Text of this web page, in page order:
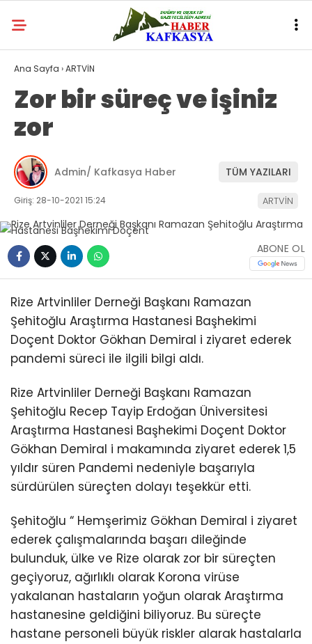
Ana Sayfa ›ARTVİN
Zor bir süreç ve işiniz
zor
Admin/ Kafkasya Haber TÜM YAZILARI
Giriş: 28-10-2021 15:24 ARTVİN
ABONE OL
Rize Artvinliler Derneği Başkanı Ramazan
Şehitoğlu Araştırma Hastanesi Başhekimi
Doçent Doktor Gökhan Demiral i ziyaret ederek
pandemi süreci ile ilgili bilgi aldı.
Rize Artvinliler Derneği Başkanı Ramazan
Şehitoğlu Recep Tayip Erdoğan Üniversitesi
Araştırma Hastanesi Başhekimi Doçent Doktor
Gökhan Demiral i makamında ziyaret ederek 1,5
yıldır süren Pandemi nedeniyle başarıyla
sürdürülen süreçten dolayı teşekkür etti.
Şehitoğlu “ Hemşerimiz Gökhan Demiral i ziyaret
ederek çalışmalarında başarı dileğinde
bulunduk, ülke ve Rize olarak zor bir süreçten
geçiyoruz, ağırlıklı olarak Korona virüse
yakalanan hastaların yoğun olarak Araştırma
hastanesine geldiğini biliyoruz. Bu süreçte
hastane personeli büyük riskler alarak hastalarla